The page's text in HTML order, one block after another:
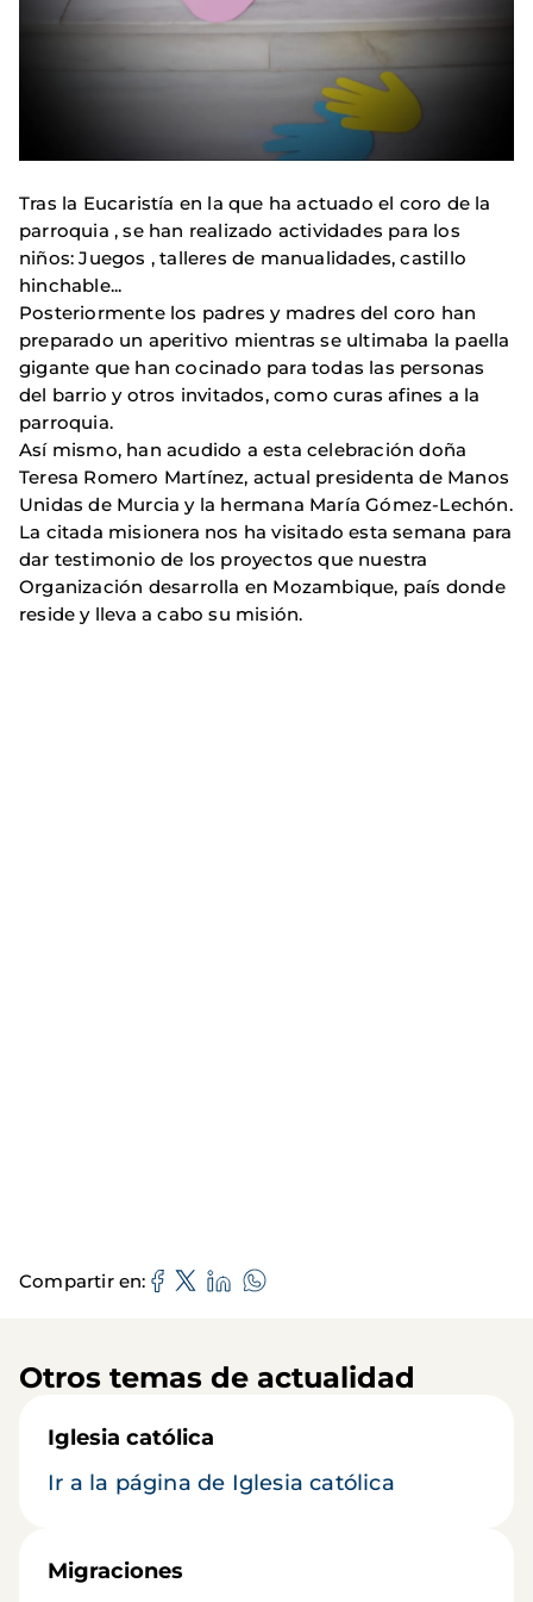
Tras la Eucaristía en la que ha actuado el coro de la
parroquia , se han realizado actividades para los
niños: Juegos , talleres de manualidades, castillo
hinchable...
Posteriormente los padres y madres del coro han
preparado un aperitivo mientras se ultimaba la paella
gigante que han cocinado para todas las personas
del barrio y otros invitados, como curas afines a la
parroquia.
Así mismo, han acudido a esta celebración doña
Teresa Romero Martínez, actual presidenta de Manos
Unidas de Murcia y la hermana María Gómez-Lechón.
La citada misionera nos ha visitado esta semana para
dar testimonio de los proyectos que nuestra
Organización desarrolla en Mozambique, país donde
reside y lleva a cabo su misión.
Compartir en
Otros temas de actualidad
Iglesia católica
Ir a la página de Iglesia católica
Migraciones